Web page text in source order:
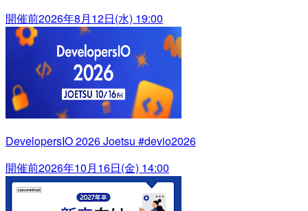
開催前2026年8月12日(水) 19:00
DevelopersIO 2026 Joetsu #devio2026
開催前2026年10月16日(金) 14:00